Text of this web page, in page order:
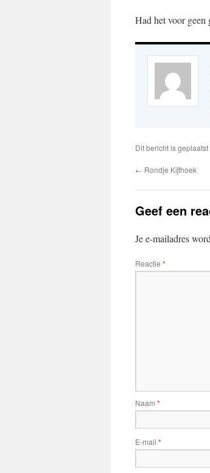
Had het voor
Dit bericht is geplaatst
← Rondje Kijfhoek
Geef een
Je e-mailadres
Reactie *
Naam *
E-mail *